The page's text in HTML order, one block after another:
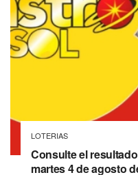
LOTERIAS
Consulte el
martes 4 de agosto